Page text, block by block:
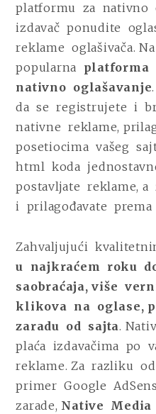
platformu za nativno
izdavač ponudite
reklame oglašivača.
popularna platforma
nativno oglašavanje
da se registrujete i
nativne reklame,
posetiocima vašeg
html koda
postavljate reklame,
i prilagođavate
Zahvaljujući
u najkraćem roku
saobraćaja, više
klikova na oglase,
zaradu od sajta.
plaća izdavačima po
reklame. Za razliku
primer Google
zarade, Native